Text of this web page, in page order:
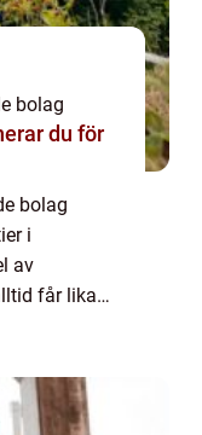
bolag
du för
bolag
i
av
får lika